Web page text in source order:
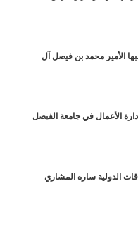
الأمير محمد بن فيصل آل
الأعمال في جامعة الفيصل
الدولية ساره المشاري